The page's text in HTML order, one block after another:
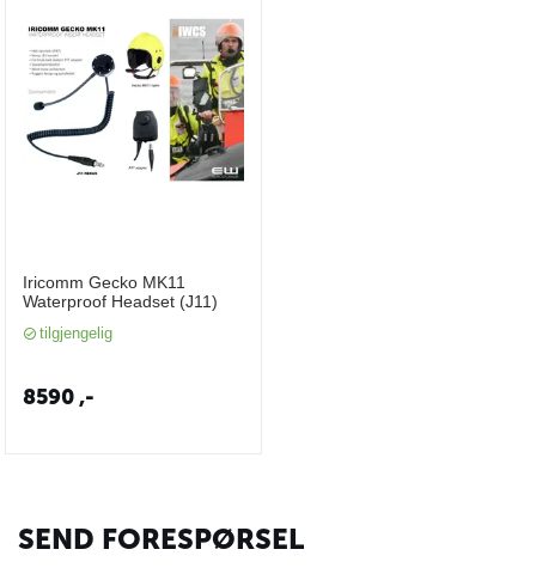
Iricomm Gecko MK11
Waterproof Headset (J11)
tilgjengelig
8590,-
SEND FORESPØRSEL